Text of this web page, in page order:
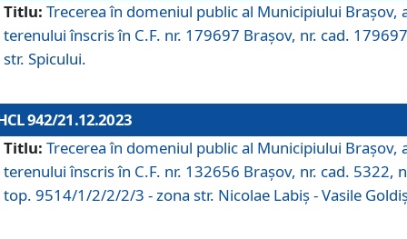
Titlu: Trecerea în domeniul public al Municipiului Braşov,
terenului înscris în C.F. nr. 179697 Brașov, nr. cad.
str. Spicului.
942/21.12.2023
Titlu: Trecerea în domeniul public al Municipiului Braşov,
terenului înscris în C.F. nr. 132656 Brașov, nr. cad. 5322,
top. 9514/1/2/2/2/3 - zona str. Nicolae Labiș - Vasile